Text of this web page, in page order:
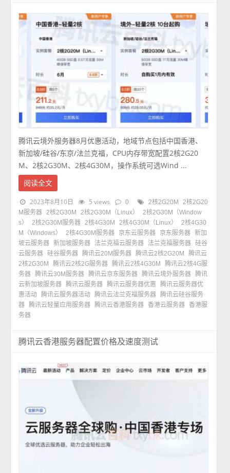
腾讯云境外服务器8月优惠活动，地域节点包括中国香港、
新加坡/硅谷/东京/法兰克福，CPU内存带宽配置2核2G20
M、2核2G30M、2核4G30M，操作系统可选Wind ...
阅读全文
2023年8月10日 5 views 0 2核2G20M
2核2G20
M服务器
2核2G30M 2核2G30M（Linux）
2核2G30M（Window
s）
2核2G30M服务器 2核4G30M 2核4G30M（Linux）
2核4G30
M（Windows）
2核4G30M服务器 京东云服务器 京东服务器 新加
坡云服务器 新加坡服务器 法兰克福云服务器 法兰克福服务器 硅谷
云服务器 硅谷服务器 腾讯云20M服务器 腾讯云2核2G20M
腾讯云
2核2G30M
腾讯云2核2G服务器 腾讯云2核4G30M
腾讯云2核4G服
务器 腾讯云30M服务器 腾讯云京东服务器 腾讯云境外服务器 腾讯
云新加坡服务器 腾讯云服务器 腾讯云服务器优惠
腾讯云服务器优
惠活动 腾讯云服务器活动 腾讯云法兰克福服务器 腾讯云硅谷服务
器 腾讯云轻量应用服务器 腾讯云香港服务器 香港云服务器 香港服
务器
腾讯云香港服务器配置价格及速度测试